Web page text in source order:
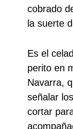
cobrado
la suerte
Es el
perito en
Navarra,
señalar
cortar